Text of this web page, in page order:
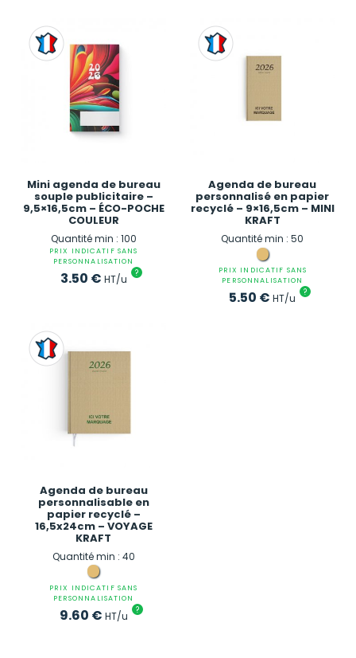
Mini agenda de bureau
souple publicitaire –
9,5×16,5cm – ÉCO-POCHE
COULEUR
Quantité min : 100
PRIX INDICATIF SANS
PERSONNALISATION
3.50 € HT/u ?
Agenda de bureau
personnalisé en papier
recyclé – 9×16,5cm – MINI
KRAFT
Quantité min : 50
PRIX INDICATIF SANS
PERSONNALISATION
5.50 € HT/u ?
Agenda de bureau
personnalisable en
papier recyclé –
16,5x24cm – VOYAGE
KRAFT
Quantité min : 40
PRIX INDICATIF SANS
PERSONNALISATION
9.60 € HT/u ?